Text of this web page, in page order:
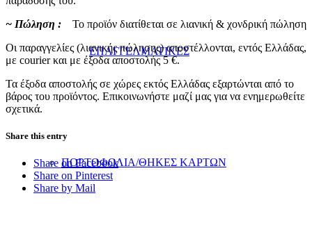
ΕΠΑΓΓΕΛΜΑΤΙΚΕΣ
ΠΟΡΤΟΦΟΛΙΑ/ΘΗΚΕΣ ΚΑΡΤΩΝ
~ Πώληση :
Το προϊόν διατίθεται σε λιανική & χονδρική πώληση
Οι παραγγελίες (λιανικής πώλησης) αποστέλλονται, εντός Ελλάδας,
με courier και με έξοδα αποστολής 5 €.
Τα έξοδα αποστολής σε χώρες εκτός Ελλάδας εξαρτώνται από το
βάρος του προϊόντος. Επικοινωνήστε μαζί μας για να ενημερωθείτε
σχετικά.
Share this entry
Share on Facebook
Share on Pinterest
Share by Mail